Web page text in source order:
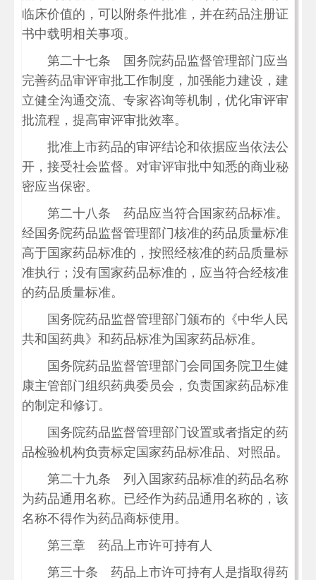
临床价值的，可以附条件批准，并在药品注册证
书中载明相关事项。
第二十七条 国务院药品监督管理部门应当
完善药品审评审批工作制度，加强能力建设，建
立健全沟通交流、专家咨询等机制，优化审评审
批流程，提高审评审批效率。
批准上市药品的审评结论和依据应当依法公
开，接受社会监督。对审评审批中知悉的商业秘
密应当保密。
第二十八条 药品应当符合国家药品标准。
经国务院药品监督管理部门核准的药品质量标准
高于国家药品标准的，按照经核准的药品质量标
准执行；没有国家药品标准的，应当符合经核准
的药品质量标准。
国务院药品监督管理部门颁布的《中华人民
共和国药典》和药品标准为国家药品标准。
国务院药品监督管理部门会同国务院卫生健
康主管部门组织药典委员会，负责国家药品标准
的制定和修订。
国务院药品监督管理部门设置或者指定的药
品检验机构负责标定国家药品标准品、对照品。
第二十九条 列入国家药品标准的药品名称
为药品通用名称。已经作为药品通用名称的，该
名称不得作为药品商标使用。
第三章 药品上市许可持有人
第三十条 药品上市许可持有人是指取得药